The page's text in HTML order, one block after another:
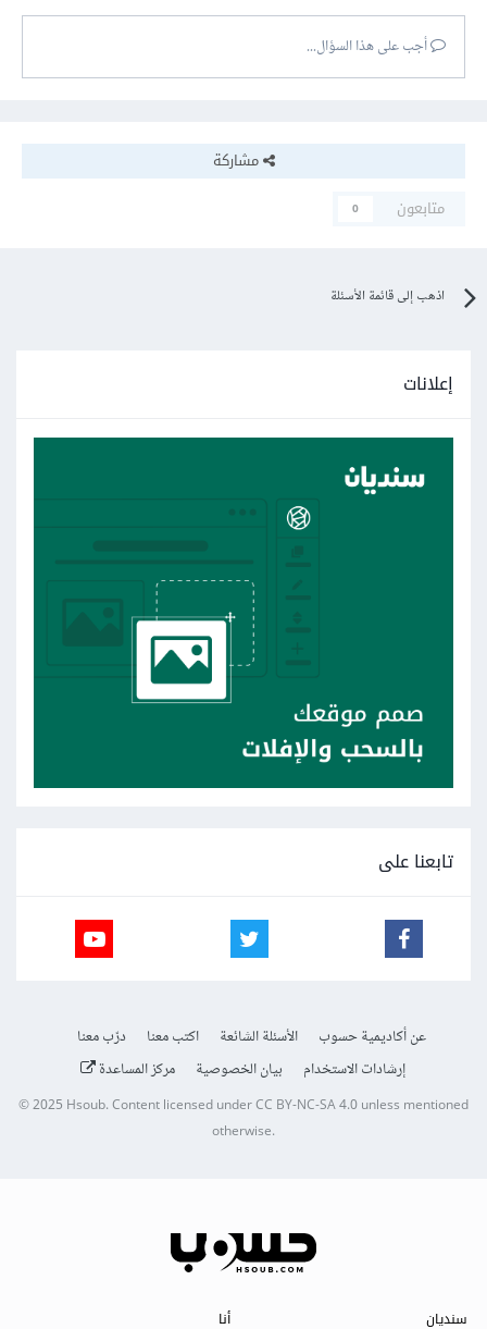
أجب على هذا السؤال...
مشاركة
متابعون
0
اذهب إلى قائمة الأسئلة
إعلانات
تابعنا على
عن أكاديمية حسوب الأسئلة الشائعة اكتب معنا
درّب معنا
إرشادات الاستخدام
بيان الخصوصية مركز المساعدة
© 2025Hsoub.Content licensed underCC BY-NC-SA 4.0unless mentioned
otherwise.